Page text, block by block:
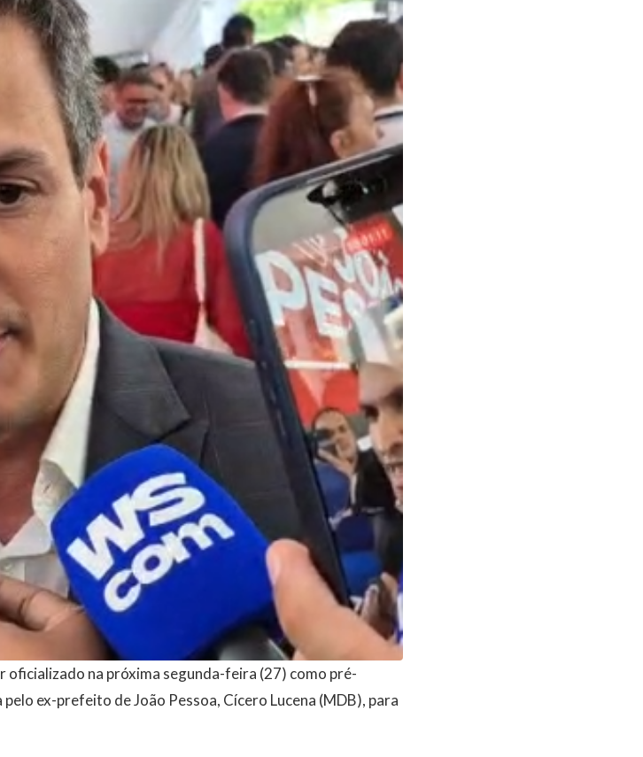
oficializado na próxima segunda-feira (27) como pré-
ex-prefeito de João Pessoa, Cícero Lucena (MDB), para